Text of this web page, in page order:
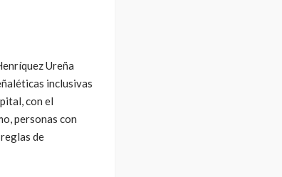
Ureña
inclusivas
con el
personas con
de